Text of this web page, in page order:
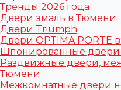
Тренды 2026 года
Двери эмаль в Тюмени
Двери Triumph
Двери OPTIMA PORTE
Шпонированные
Раздвижные двери,
Тюмени
Межкомнатные двери